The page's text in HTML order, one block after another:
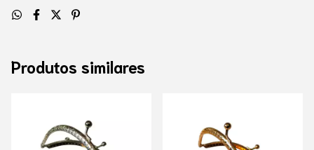
Produtos similares